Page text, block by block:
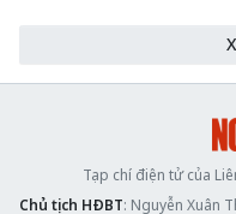
Tạp chí điện tử của
Chủ tịch HĐBT: Nguyễn Xuân